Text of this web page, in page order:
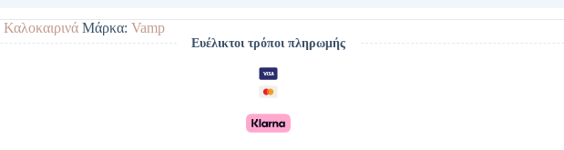
Καλοκαιρινά Μάρκα: Vamp
Ευέλικτοι τρόποι πληρωμής